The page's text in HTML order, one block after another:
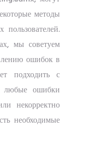
методы
мы советуем
ошибок в
подходить с
любые ошибки
некорректно
необходимые